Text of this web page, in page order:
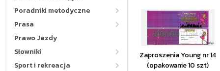
Poradniki metodyczne
Prasa
Prawo Jazdy
Słowniki
Sport i rekreacja
Zaproszenia Young nr 14
(opakowanie 10 szt)